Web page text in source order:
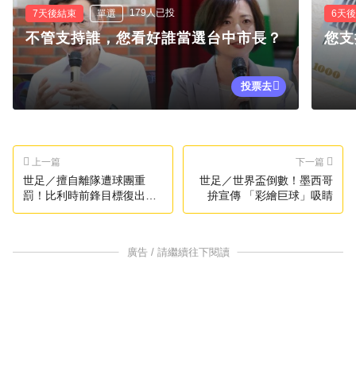
7天後結束 單選 179人已投
不管支持誰，您看好誰當選台中市長？
投票去
6天
您
上一篇
世足／擅自離隊遭球團重
罰！比利時前鋒目標復出拚
世足
下一篇
世足／世界盃倒數！墨西哥
拚宣傳 「彩繪巨球」吸睛
廣告 / 請繼續往下閱讀